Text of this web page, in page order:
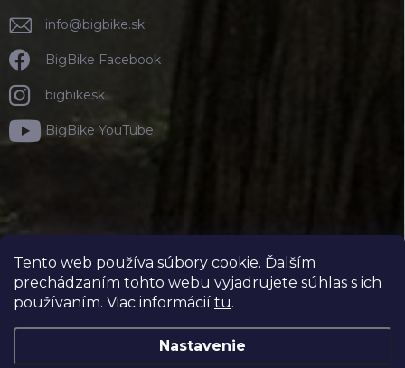
Tento web používa súbory cookie. Ďalším
prechádzaním tohto webu vyjadrujete súhlas s ich
používaním. Viac informácií tu.
Nastavenie
info@bigbike.sk
BigBike Facebook
bigbikesk
BigBike YouTube